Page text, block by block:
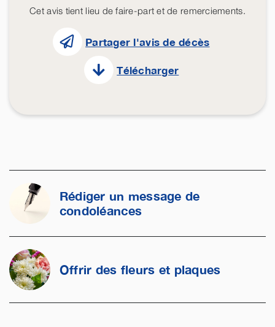
Cet avis tient lieu de faire-part et de remerciements.
Partager l'avis de décès
Télécharger
Rédiger un message de
condoléances
Offrir des fleurs et plaques